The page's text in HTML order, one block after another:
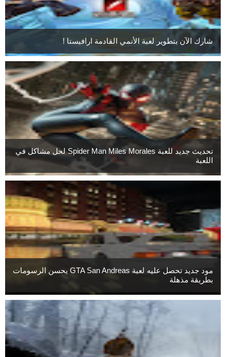
شارك الآن بتطوير لعبة الأنمي القادمة ارافيستا !
تحديث جديد للعبة Spider Man Miles Morales لحل مشاكل في
اللعبة
مود جديد تحصل عليه لعبة GTA San Andreas يحسن الرسومات
بطريقة مذهلة